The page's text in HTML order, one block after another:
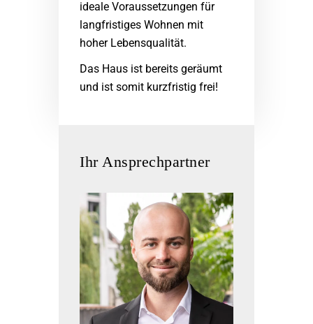
ideale Voraussetzungen für
langfristiges Wohnen mit
hoher Lebensqualität.
Das Haus ist bereits geräumt
und ist somit kurzfristig frei!
Ihr Ansprechpartner